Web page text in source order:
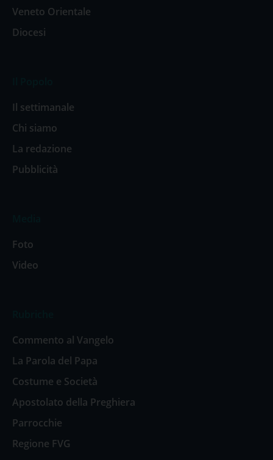
Veneto Orientale
Diocesi
Il settimanale
Chi siamo
La redazione
Pubblicità
Foto
Video
Commento al Vangelo
La Parola del Papa
Costume e Società
Apostolato della Preghiera
Parrocchie
Regione FVG